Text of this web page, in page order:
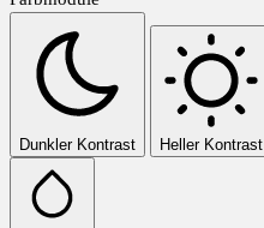
Dunkler Kontrast Heller Kontrast